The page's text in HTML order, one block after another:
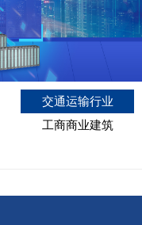
交通运输行业
工商商业建筑